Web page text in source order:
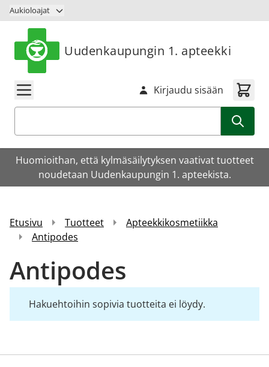
Siirry sisältöön
Aukioloajat
Uudenkaupungin 1. apteekki
Kirjaudu sisään
Huomioithan, että kylmäsäilytyksen vaativat tuotteet
noudetaan Uudenkaupungin 1. apteekista.
Etusivu Tuotteet
Apteekkikosmetiikka
Antipodes
Antipodes
Hakuehtoihin sopivia tuotteita ei löydy.